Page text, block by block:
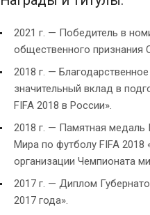
2021 г. — Победитель в
общественного признания
2018 г. —
значительный вклад в
FIFA 2018 в России».
2018 г. — Памятная медаль
Мира по футболу FIFA
организации Чемпионата
2017 г. — Диплом
2017 года».